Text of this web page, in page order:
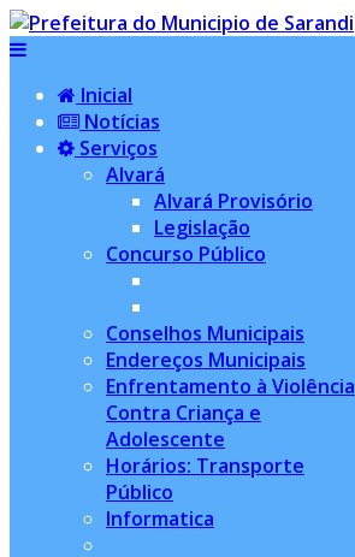
Inicial
Notícias
Serviços
Alvará
Alvará Provisório
Legislação
Concurso Público
Conselhos Municipais
Endereços Municipais
Enfrentamento à Violência
Contra Criança e
Adolescente
Horários: Transporte
Público
Informatica